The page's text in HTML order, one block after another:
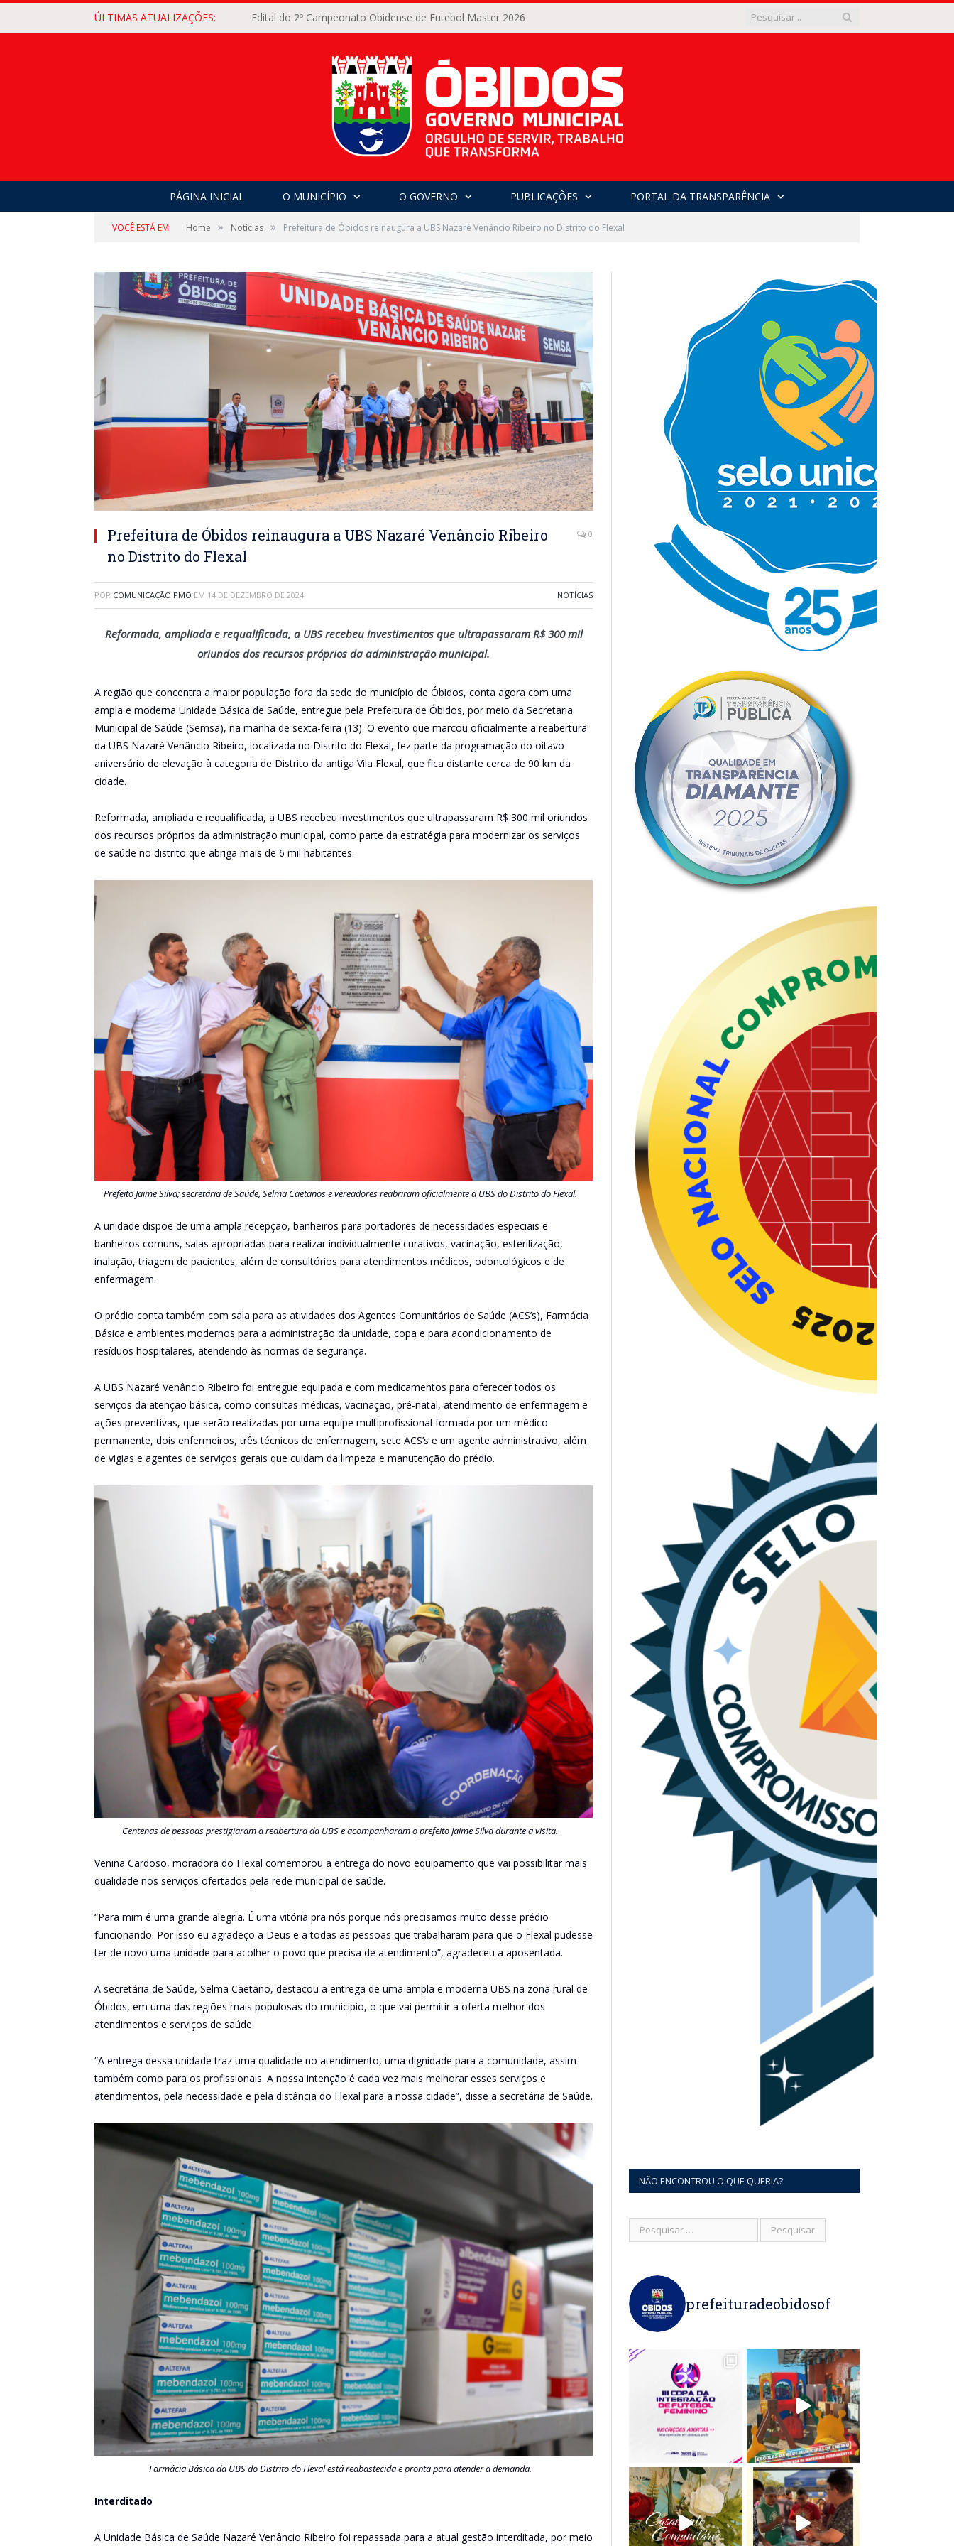
ÚLTIMAS ATUALIZAÇÕES: Edital do 2º Campeonato Obidense de Futebol Master 2026
PÁGINA INICIAL O MUNICÍPIO O GOVERNO PUBLICAÇÕES PORTAL DA TRANSPARÊNCIA
VOCÊ ESTÁ EM: Home » Notícias » Prefeitura de Óbidos reinaugura a UBS Nazaré Venâncio Ribeiro no Distrito do Flexal
Prefeitura de Óbidos reinaugura a UBS Nazaré Venâncio Ribeiro
no Distrito do Flexal
0
POR COMUNICAÇÃO PMO EM 14 DE DEZEMBRO DE 2024 NOTÍCIAS
Reformada, ampliada e requalificada, a UBS recebeu investimentos que ultrapassaram R$ 300 mil
oriundos dos recursos próprios da administração municipal.
A região que concentra a maior população fora da sede do município de Óbidos, conta agora com uma
ampla e moderna Unidade Básica de Saúde, entregue pela Prefeitura de Óbidos, por meio da Secretaria
Municipal de Saúde (Semsa), na manhã de sexta-feira (13). O evento que marcou oficialmente a reabertura
da UBS Nazaré Venâncio Ribeiro, localizada no Distrito do Flexal, fez parte da programação do oitavo
aniversário de elevação à categoria de Distrito da antiga Vila Flexal, que fica distante cerca de 90 km da
cidade.
Reformada, ampliada e requalificada, a UBS recebeu investimentos que ultrapassaram R$ 300 mil oriundos
dos recursos próprios da administração municipal, como parte da estratégia para modernizar os serviços
de saúde no distrito que abriga mais de 6 mil habitantes.
Prefeito Jaime Silva; secretária de Saúde, Selma Caetanos e vereadores reabriram oficialmente a UBS do Distrito do Flexal.
A unidade dispõe de uma ampla recepção, banheiros para portadores de necessidades especiais e
banheiros comuns, salas apropriadas para realizar individualmente curativos, vacinação, esterilização,
inalação, triagem de pacientes, além de consultórios para atendimentos médicos, odontológicos e de
enfermagem.
O prédio conta também com sala para as atividades dos Agentes Comunitários de Saúde (ACS’s), Farmácia
Básica e ambientes modernos para a administração da unidade, copa e para acondicionamento de
resíduos hospitalares, atendendo às normas de segurança.
A UBS Nazaré Venâncio Ribeiro foi entregue equipada e com medicamentos para oferecer todos os
serviços da atenção básica, como consultas médicas, vacinação, pré-natal, atendimento de enfermagem e
ações preventivas, que serão realizadas por uma equipe multiprofissional formada por um médico
permanente, dois enfermeiros, três técnicos de enfermagem, sete ACS’s e um agente administrativo, além
de vigias e agentes de serviços gerais que cuidam da limpeza e manutenção do prédio.
Centenas de pessoas prestigiaram a reabertura da UBS e acompanharam o prefeito Jaime Silva durante a visita.
Venina Cardoso, moradora do Flexal comemorou a entrega do novo equipamento que vai possibilitar mais
qualidade nos serviços ofertados pela rede municipal de saúde.
“Para mim é uma grande alegria. É uma vitória pra nós porque nós precisamos muito desse prédio
funcionando. Por isso eu agradeço a Deus e a todas as pessoas que trabalharam para que o Flexal pudesse
ter de novo uma unidade para acolher o povo que precisa de atendimento”, agradeceu a aposentada.
A secretária de Saúde, Selma Caetano, destacou a entrega de uma ampla e moderna UBS na zona rural de
Óbidos, em uma das regiões mais populosas do município, o que vai permitir a oferta melhor dos
atendimentos e serviços de saúde.
“A entrega dessa unidade traz uma qualidade no atendimento, uma dignidade para a comunidade, assim
também como para os profissionais. A nossa intenção é cada vez mais melhorar esses serviços e
atendimentos, pela necessidade e pela distância do Flexal para a nossa cidade”, disse a secretária de Saúde.
Farmácia Básica da UBS do Distrito do Flexal está reabastecida e pronta para atender a demanda.
Interditado
A Unidade Básica de Saúde Nazaré Venâncio Ribeiro foi repassada para a atual gestão interditada, por meio
NÃO ENCONTROU O QUE QUERIA?
prefeituradeobidosof